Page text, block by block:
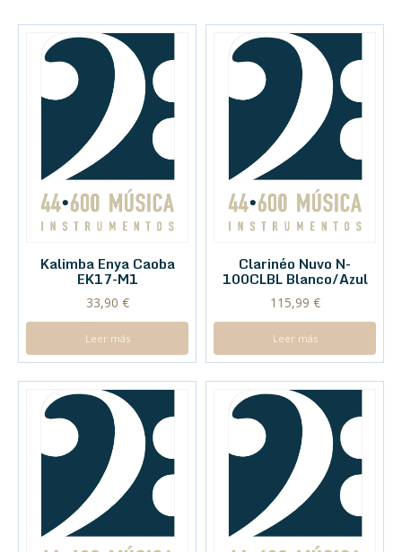
Kalimba Enya Caoba
EK17-M1
33,90 €
Leer más
Clarinéo Nuvo N-
100CLBL Blanco/Azul
115,99 €
Leer más